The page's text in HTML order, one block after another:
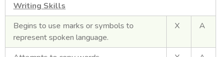
Writing Skills
Begins to use marks or symbols to
represent spoken language.
X A